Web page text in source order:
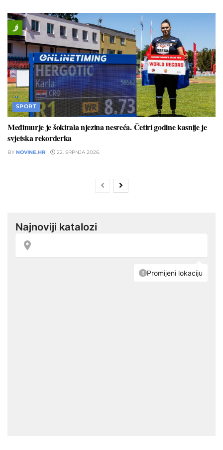
SPORT
Međimurje je šokirala njezina nesreća. Četiri godine kasnije je
svjetska rekorderka
BY NOVINE.HR 22. SRPNJA 2026.